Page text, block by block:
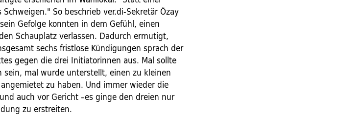
So beschrieb ver.di-Sekretär Özay
Gefolge konnten in dem Gefühl, einen
Schauplatz verlassen. Dadurch ermutigt,
sechs fristlose Kündigungen sprach der
gegen die drei Initiatorinnen aus. Mal sollte
mal wurde unterstellt, einen zu kleinen
zu haben. Und immer wieder die
auch vor Gericht –es ginge den dreien nur
zu erstreiten.